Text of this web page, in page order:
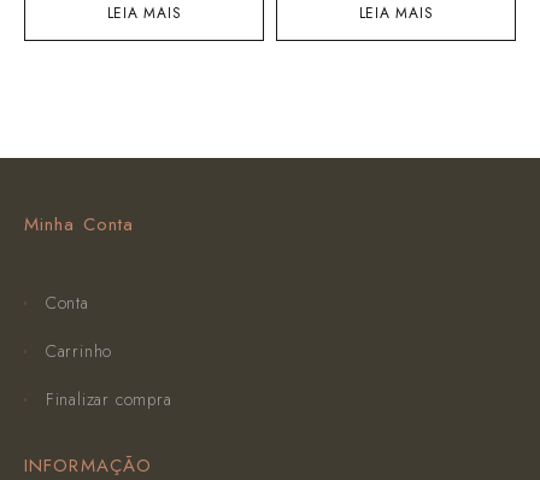
LEIA MAIS LEIA MAIS
Minha Conta
Conta
Carrinho
Finalizar compra
INFORMAÇÃO